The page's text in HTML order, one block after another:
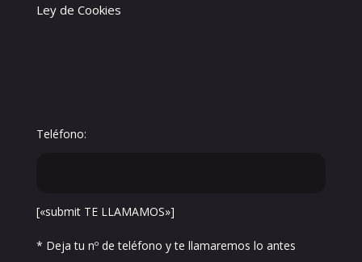
Ley de Cookies
Teléfono:
[«submit TE LLAMAMOS»]
* Deja tu nº de teléfono y te llamaremos lo antes